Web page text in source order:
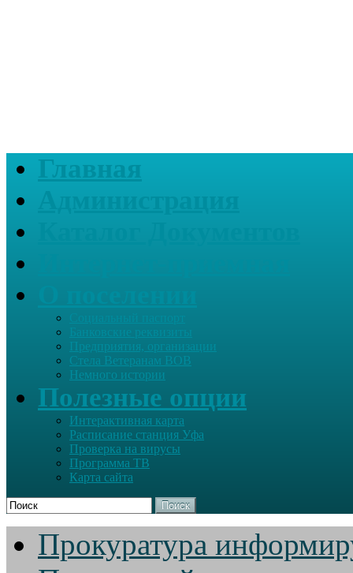
Главная
Банковские реквизиты
Предприятия, организации
Стела Ветеранам ВОВ
Немного истории
Полезные опции
Интерактивная карта
Расписание станция Уфа
Проверка на вирусы
Программа ТВ
Карта сайта
Поиск
Прокуратура